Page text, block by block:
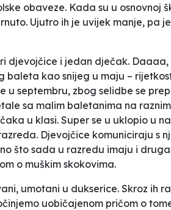
obaveze. Kada su u osnovnoj
Ujutro ih je uvijek manje, pa
djevojčice i jedan dječak.
baleta kao snijeg u maju –
u septembru, zbog selidbe se
sa malim baletanima na
u klasi. Super se u uklopio u
Djevojčice komuniciraju s
što sada u razredu imaju i
o muškim skokovima.
umotani u dukserice. Skroz ih
uobičajenom pričom o